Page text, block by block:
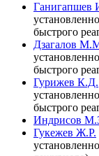
Ганигапшев
быстрого
Дзагалов
быстрого
Гурижев К.Д.
быстрого
Индрисов
Гукежев Ж.Р.